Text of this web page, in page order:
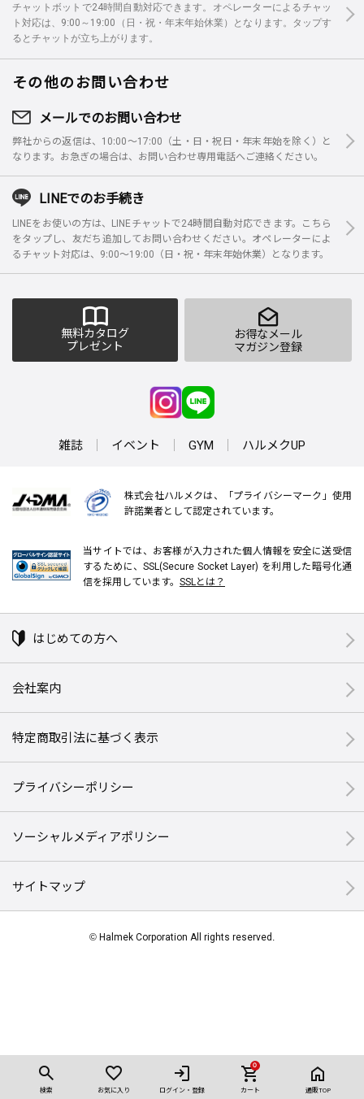
検索 お気に入り ログイン・登録
0
カート 通販TOP
チャットボットで24時間自動対応できます。オペレーターによるチャッ
ト対応は、9:00～19:00（日・祝・年末年始休業）となります。タップす
るとチャットが立ち上がります。
その他のお問い合わせ
メールでのお問い合わせ
弊社からの返信は、10:00～17:00（土・日・祝日・年末年始を除く）と
なります。お急ぎの場合は、お問い合わせ専用電話へご連絡ください。
LINEでのお手続き
LINEをお使いの方は、LINEチャットで24時間自動対応できます。こちら
をタップし、友だち追加してお問い合わせください。オペレーターによ
るチャット対応は、9:00～19:00（日・祝・年末年始休業）となります。
無料カタログ
プレゼント
お得なメール
マガジン登録
雑誌 イベント GYM ハルメクUP
株式会社ハルメクは、「プライバシーマーク」使用
許諾業者として認定されています。
当サイトでは、お客様が入力された個人情報を安全に送受信
するために、SSL(Secure Socket Layer) を利用した暗号化通
信を採用しています。 SSLとは？
はじめての方へ
会社案内
特定商取引法に基づく表示
プライバシーポリシー
ソーシャルメディアポリシー
サイトマップ
© Halmek Corporation All rights reserved.